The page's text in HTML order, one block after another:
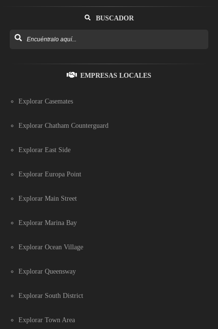
BUSCADOR
EMPRESAS LOCALES
Explorar Casemates
Explorar Chatham Counterguard
Explorar East Side
Explorar Europa Point
Explorar Main Street
Explorar Marina Bay
Explorar Ocean Village
Explorar Queensway
Explorar South District
Explorar Town Area